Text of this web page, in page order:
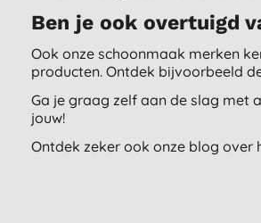
Ben je ook overtuigd
Ook onze schoonmaak merken
producten. Ontdek bijvoorbeeld
Ga je graag zelf aan de slag met
jouw!
Ontdek zeker ook onze blog over